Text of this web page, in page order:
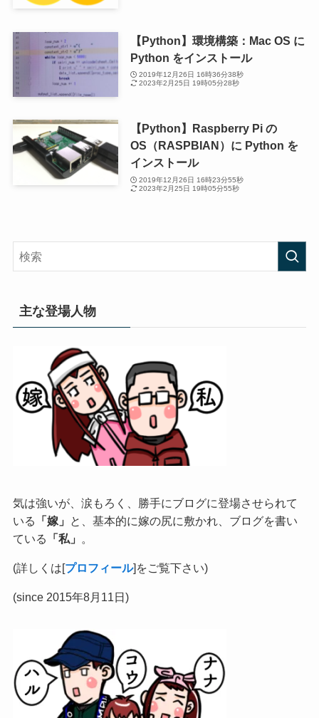
【Python】環境構築：Mac OS に
Python をインストール
2019年12月26日 16時36分38秒
2023年2月25日 19時05分28秒
【Python】Raspberry Pi の
OS（RASPBIAN）に Python を
インストール
2019年12月26日 16時23分55秒
2023年2月25日 19時05分55秒
主な登場人物
気は強いが、涙もろく、勝手にブログに登場させられて
いる
「嫁」
と、基本的に嫁の尻に敷かれ、ブログを書い
ている
「私」 。
(詳しくは[プロフィール]をご覧下さい)
(since 2015年8月11日)